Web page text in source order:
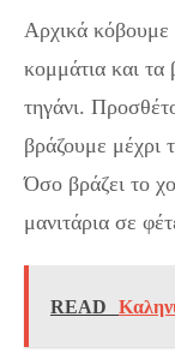
Αρχικά κόβουμε
κομμάτια και τα
τηγάνι.
βράζουμε μέχρι
Όσο βράζει το
μανιτάρια σε
READ